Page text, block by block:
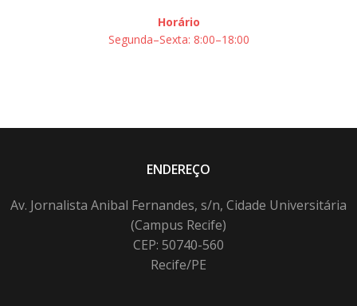
Horário
Segunda–Sexta: 8:00–18:00
ENDEREÇO
Av. Jornalista Anibal Fernandes, s/n, Cidade Universitária
(Campus Recife)
CEP: 50740-560
Recife/PE